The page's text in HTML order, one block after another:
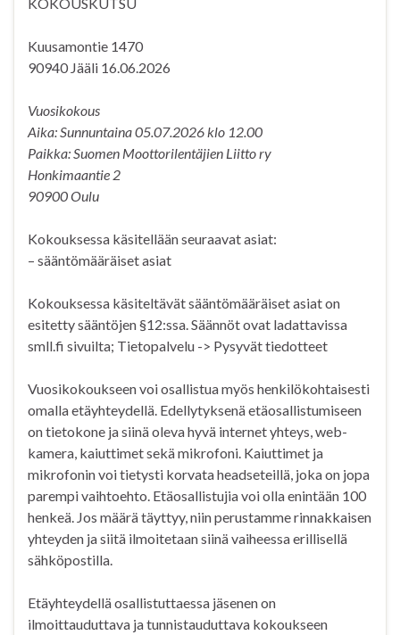
Kuusamontie 1470
90940 Jääli 16.06.2026
Vuosikokous
Aika: Sunnuntaina 05.07.2026 klo 12.00
Paikka: Suomen Moottorilentäjien Liitto ry
Honkimaantie 2
90900 Oulu
Kokouksessa käsitellään seuraavat asiat:
– sääntömääräiset asiat
Kokouksessa käsiteltävät sääntömääräiset asiat on
esitetty sääntöjen §12:ssa. Säännöt ovat ladattavissa
smll.fi sivuilta; Tietopalvelu -> Pysyvät tiedotteet
Vuosikokoukseen voi osallistua myös henkilökohtaisesti
omalla etäyhteydellä. Edellytyksenä etäosallistumiseen
on tietokone ja siinä oleva hyvä internet yhteys, web-
kamera, kaiuttimet sekä mikrofoni. Kaiuttimet ja
mikrofonin voi tietysti korvata headseteillä, joka on jopa
parempi vaihtoehto. Etäosallistujia voi olla enintään 100
henkeä. Jos määrä täyttyy, niin perustamme rinnakkaisen
yhteyden ja siitä ilmoitetaan siinä vaiheessa erillisellä
sähköpostilla.
Etäyhteydellä osallistuttaessa jäsenen on
ilmoittauduttava ja tunnistauduttava kokoukseen